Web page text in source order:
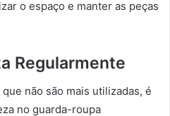
o espaço e manter as peças
Regularmente
não são mais utilizadas, é
no guarda-roupa